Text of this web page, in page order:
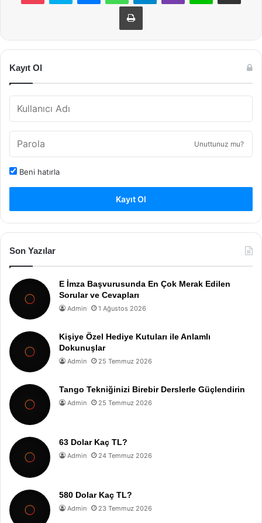
Yazdır
Kayıt Ol
Unuttunuz mu?
Beni hatırla
Kayıt Ol
Son Yazılar
E İmza Başvurusunda En Çok Merak Edilen
Sorular ve Cevapları
Admin 1 Ağustos 2026
Kişiye Özel Hediye Kutuları ile Anlamlı
Dokunuşlar
Admin 25 Temmuz 2026
Tango Tekniğinizi Birebir Derslerle Güçlendirin
Admin 25 Temmuz 2026
63 Dolar Kaç TL?
Admin 24 Temmuz 2026
580 Dolar Kaç TL?
Admin 23 Temmuz 2026